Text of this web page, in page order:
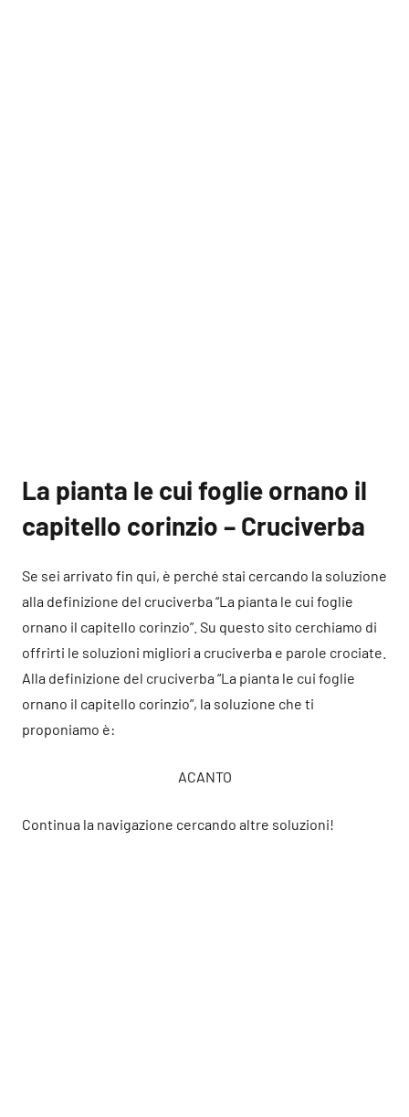
La pianta le cui foglie ornano il
capitello corinzio – Cruciverba
Se sei arrivato fin qui, è perché stai cercando la soluzione
alla definizione del cruciverba “La pianta le cui foglie
ornano il capitello corinzio”. Su questo sito cerchiamo di
offrirti le soluzioni migliori a cruciverba e parole crociate.
Alla definizione del cruciverba “La pianta le cui foglie
ornano il capitello corinzio”, la soluzione che ti
proponiamo è:
ACANTO
Continua la navigazione cercando altre soluzioni!